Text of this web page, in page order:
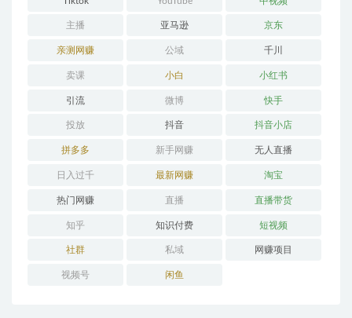
主播 亚马逊 京东
亲测网赚 公域 千川
卖课 小白 小红书
引流 微博 快手
投放 抖音 抖音小店
拼多多 新手网赚 无人直播
日入过千 最新网赚 淘宝
热门网赚 直播 直播带货
知乎 知识付费 短视频
社群 私域 网赚项目
视频号 闲鱼